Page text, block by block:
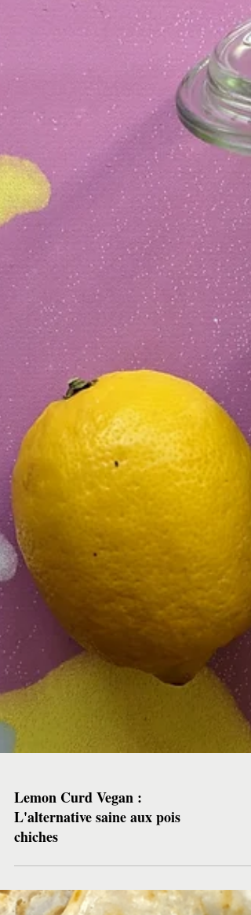
Lemon Curd Vegan :